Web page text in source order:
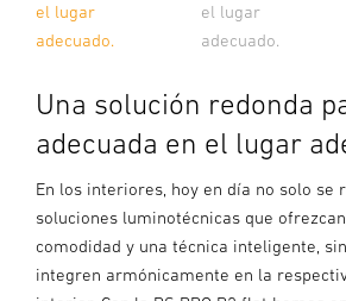
el lugar
adecuado.
el lugar
adecuado.
Una solución redonda
adecuada en el lugar
En los interiores, hoy en día no solo se
soluciones luminotécnicas que
comodidad y una técnica inteligente,
integren armónicamente en la